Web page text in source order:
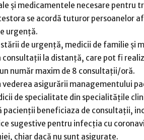
și medicamentele necesare pentru
se acordă tuturor persoanelor
urgență.
de urgență, medicii de familie și
consultații la distanță, care pot fi
număr maxim de 8 consultații/oră.
vederea asigurării managementului
de specialitate din specialitățile
pacienții beneficiaza de consultații,
sugestive pentru infecția cu
chiar dacă nu sunt asigurate.